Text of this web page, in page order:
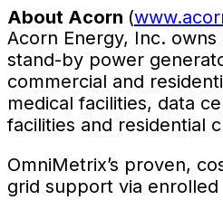
About Acorn (
Acorn Energy, Inc.
stand-by power
commercial and
medical facilities, data
facilities and residential
OmniMetrix’s proven,
grid support via